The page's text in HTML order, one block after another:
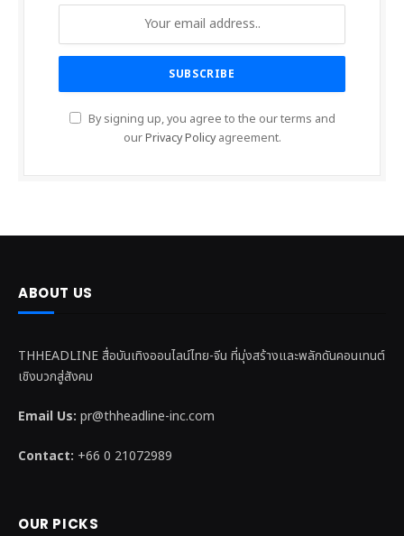
By signing up, you agree to the our terms and
ourPrivacy Policyagreement.
ABOUT US
THHEADLINE สื่อบันเทิงออนไลน์ไทย-จีน ที่มุ่งสร้างและพลักดันคอนเทนต์
เชิงบวกสู่สังคม
Email Us: pr@thheadline-inc.com
Contact: +66 0 21072989
OUR PICKS